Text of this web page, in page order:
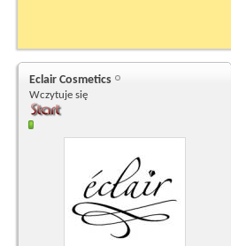
Eclair Cosmetics
Wczytuje się